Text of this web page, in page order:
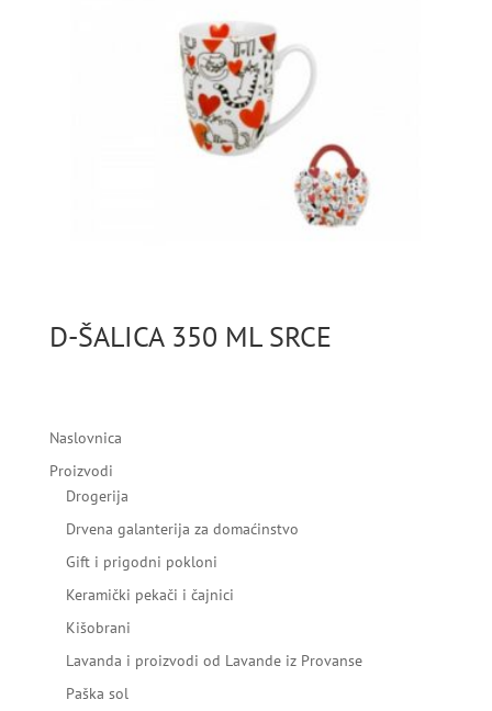
D-ŠALICA 350 ML SRCE
Naslovnica
Proizvodi
Drogerija
Drvena galanterija za domaćinstvo
Gift i prigodni pokloni
Keramički pekači i čajnici
Kišobrani
Lavanda i proizvodi od Lavande iz Provanse
Paška sol